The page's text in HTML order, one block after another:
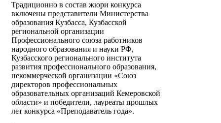
Традиционно в состав жюри конкурса
включены представители Министерства
образования Кузбасса, Кузбасской
региональной организации
Профессионального союза работников
народного образования и науки РФ,
Кузбасского регионального института
развития профессионального образования,
некоммерческой организации «Союз
директоров профессиональных
образовательных организаций Кемеровской
области» и победители, лауреаты прошлых
лет конкурса «Преподаватель года».